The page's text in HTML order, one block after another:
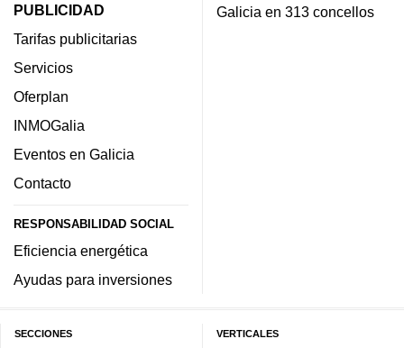
PUBLICIDAD
Tarifas publicitarias
Servicios
Oferplan
INMOGalia
Eventos en Galicia
Contacto
RESPONSABILIDAD SOCIAL
Eficiencia energética
Ayudas para inversiones
Galicia en 313 concellos
SECCIONES VERTICALES